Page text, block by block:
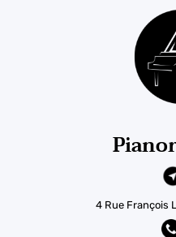
4 Rue François